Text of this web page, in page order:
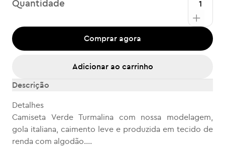
Quantidade
Comprar agora
Adicionar ao carrinho
Descrição
Detalhes
Camiseta Verde Turmalina com nossa modelagem,
gola italiana, caimento leve e produzida em tecido de
renda com algodão.